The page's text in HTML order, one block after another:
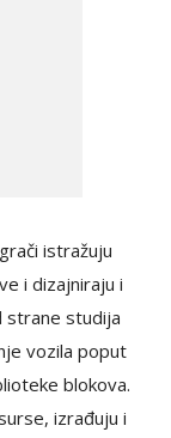
istražuju
i dizajniraju i
strane studija
vozila poput
blokova.
izrađuju i